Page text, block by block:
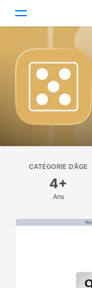
Aujourd’hui
Jeux
Apps
Recherche
Plateforme
iPad
CATÉGORIE D’ÂGE
4+
Ans